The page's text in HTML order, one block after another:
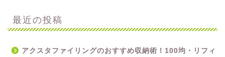
最近の投稿
アクスタファイリングのおすすめ収納術！100均・リフィ